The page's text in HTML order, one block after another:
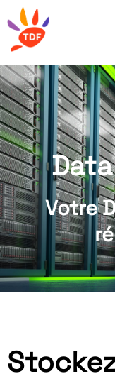
Votre